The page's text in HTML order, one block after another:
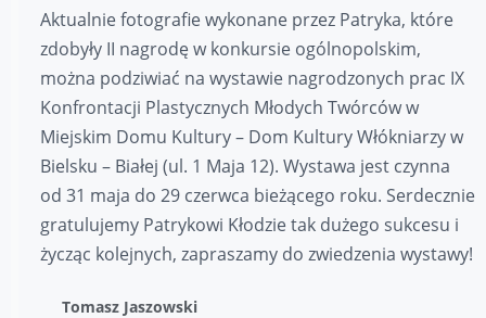
Aktualnie fotografie wykonane przez Patryka, które
zdobyły II nagrodę w konkursie ogólnopolskim,
można podziwiać na wystawie nagrodzonych prac IX
Konfrontacji Plastycznych Młodych Twórców w
Miejskim Domu Kultury – Dom Kultury Włókniarzy w
Bielsku – Białej (ul. 1 Maja 12). Wystawa jest czynna
od 31 maja do 29 czerwca bieżącego roku. Serdecznie
gratulujemy Patrykowi Kłodzie tak dużego sukcesu i
życząc kolejnych, zapraszamy do zwiedzenia wystawy!
Tomasz Jaszowski